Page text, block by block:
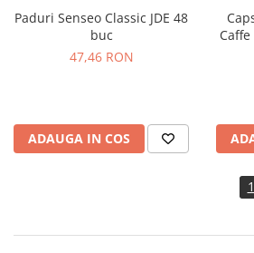
Paduri Senseo Classic JDE 48
buc
47,46 RON
ADAUGA IN COS
1